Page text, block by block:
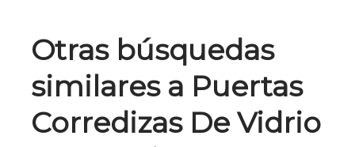
Otras búsquedas
similares a Puertas
Corredizas De Vidrio